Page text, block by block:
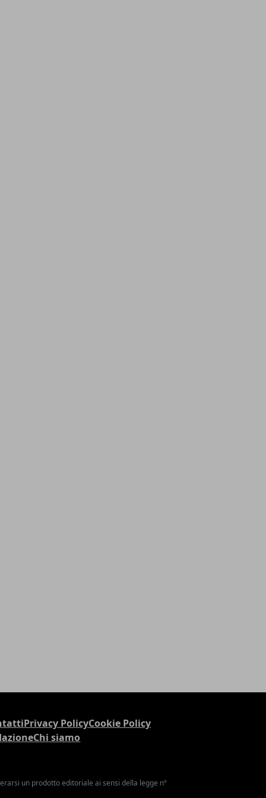
Privacy PolicyCookie Policy
Chi siamo
un prodotto editoriale ai sensi della legge n°